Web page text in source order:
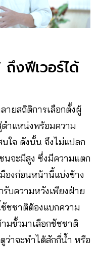
ถึงฟีเวอร์ได้
ายสถิติการเลือกตั้งผู้
ำแหน่งพร้อมความ
ใจ ดังนั้น จึงไม่แปลก
นจะมีสูง ซึ่งมีความแตก
องก่อนหน้านี้แบ่งข้าง
บความหวังเพียงฝ่าย
ชชาติต้องแบกความ
มขั้วมาเลือกชัชชาติ
ว่าจะทำได้สักกี่น้ำ หรือ